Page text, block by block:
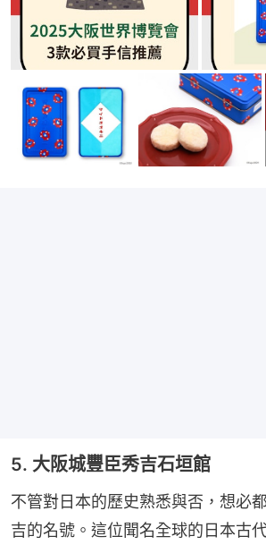
5. 大阪城豐臣秀吉石垣館
不管對日本的歷史熟悉與否，想必
吉的名號。這位聞名全球的日本古